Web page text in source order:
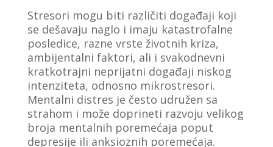
Stresori mogu biti različiti događaji koji
se dešavaju naglo i imaju katastrofalne
posledice, razne vrste životnih kriza,
ambijentalni faktori, ali i svakodnevni
kratkotrajni neprijatni događaji niskog
intenziteta, odnosno mikrostresori.
Mentalni distres je često udružen sa
strahom i može doprineti razvoju velikog
broja mentalnih poremećaja poput
depresije ili anksioznih poremećaja.